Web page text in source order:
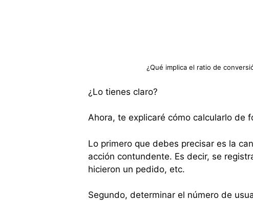
¿Qué implica el ratio de
¿Lo tienes claro?
Ahora, te explicaré cómo calcularlo de
Lo primero que debes precisar es la
acción contundente. Es decir, se
hicieron un pedido, etc.
Segundo, determinar el número de